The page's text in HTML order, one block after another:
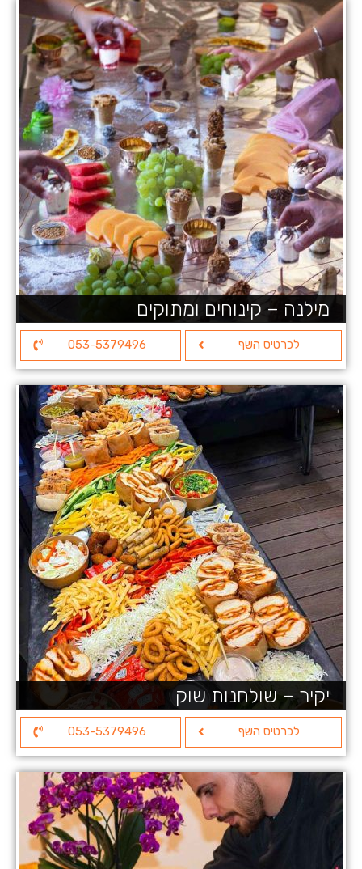
מילנה – קינוחים ומתוקים
לכרטיס השף 053-5379496
יקיר – שולחנות שוק
לכרטיס השף 053-5379496